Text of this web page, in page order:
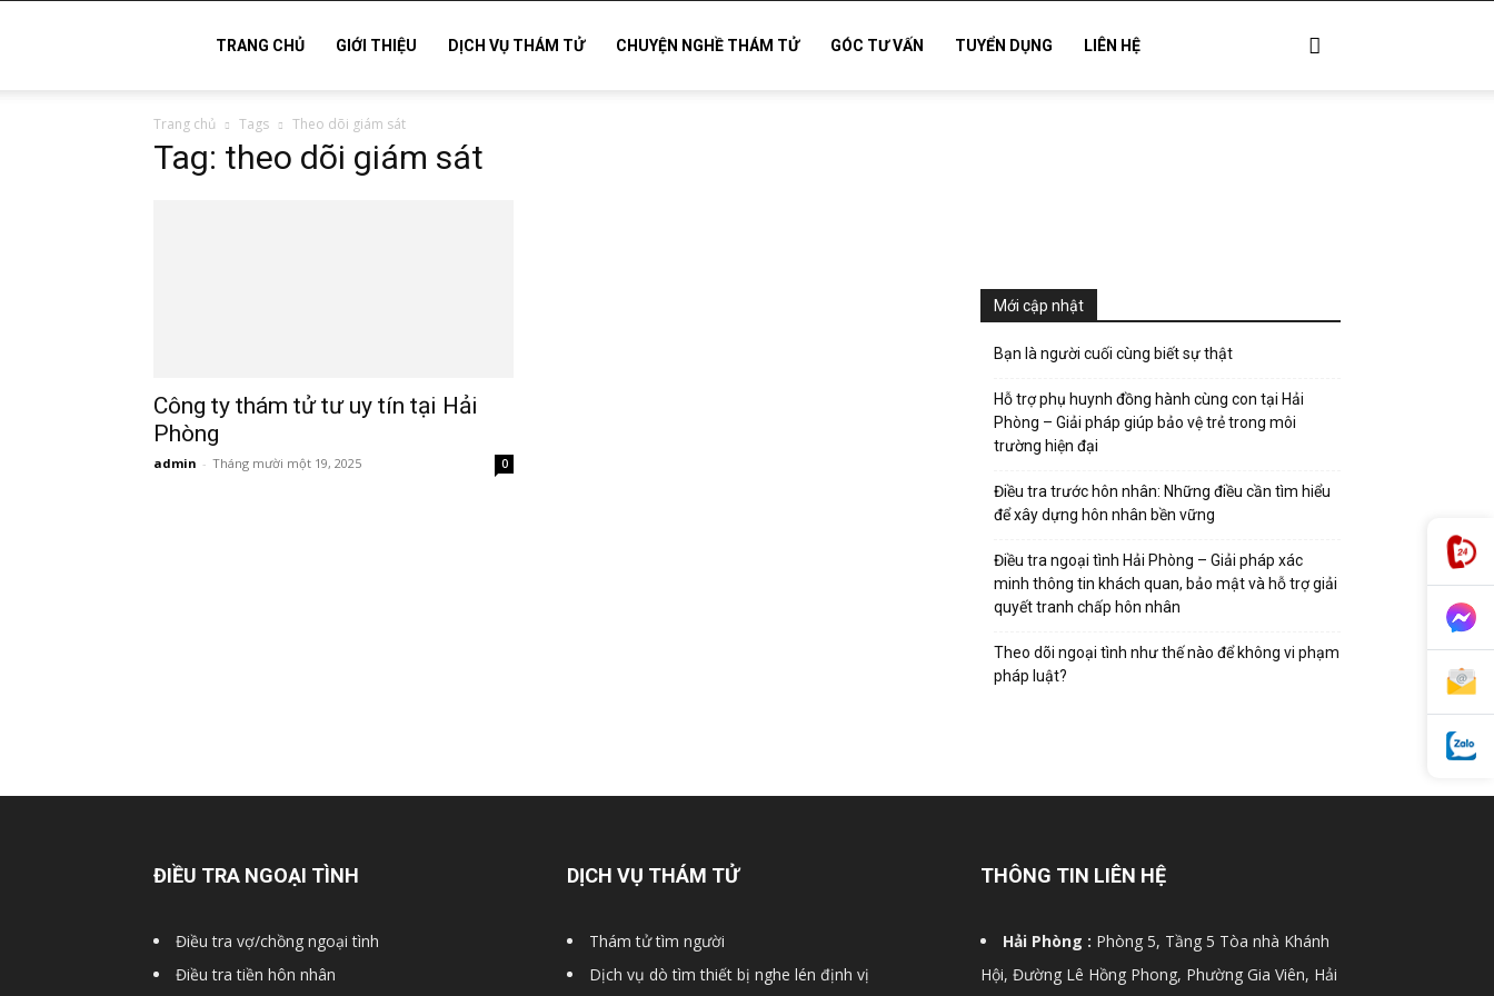
tử
Tham
Giss
TRANG CHỦ GIỚI THIỆU DỊCH VỤ THÁM TỬ CHUYỆN NGHỀ THÁM TỬ GÓC TƯ VẤN TUYỂN DỤNG LIÊN HỆ
Trang chủ Tags Theo dõi giám sát
Tag: theo dõi giám sát
Công ty thám tử tư uy tín tại Hải
Phòng
admin - Tháng mười một 19, 2025 0
Mới cập nhật
Bạn là người cuối cùng biết sự thật
Hỗ trợ phụ huynh đồng hành cùng con tại Hải
Phòng – Giải pháp giúp bảo vệ trẻ trong môi
trường hiện đại
Điều tra trước hôn nhân: Những điều cần tìm hiểu
để xây dựng hôn nhân bền vững
Điều tra ngoại tình Hải Phòng – Giải pháp xác
minh thông tin khách quan, bảo mật và hỗ trợ giải
quyết tranh chấp hôn nhân
Theo dõi ngoại tình như thế nào để không vi phạm
pháp luật?
ĐIỀU TRA NGOẠI TÌNH
Điều tra vợ/chồng ngoại tình
Điều tra tiền hôn nhân
DỊCH VỤ THÁM TỬ
Thám tử tìm người
Dịch vụ dò tìm thiết bị nghe lén định vị
THÔNG TIN LIÊN HỆ
Hải Phòng : Phòng 5, Tầng 5 Tòa nhà Khánh
Hội, Đường Lê Hồng Phong, Phường Gia Viên, Hải